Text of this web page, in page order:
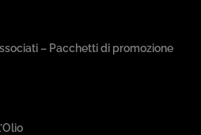
– Pacchetti di promozione